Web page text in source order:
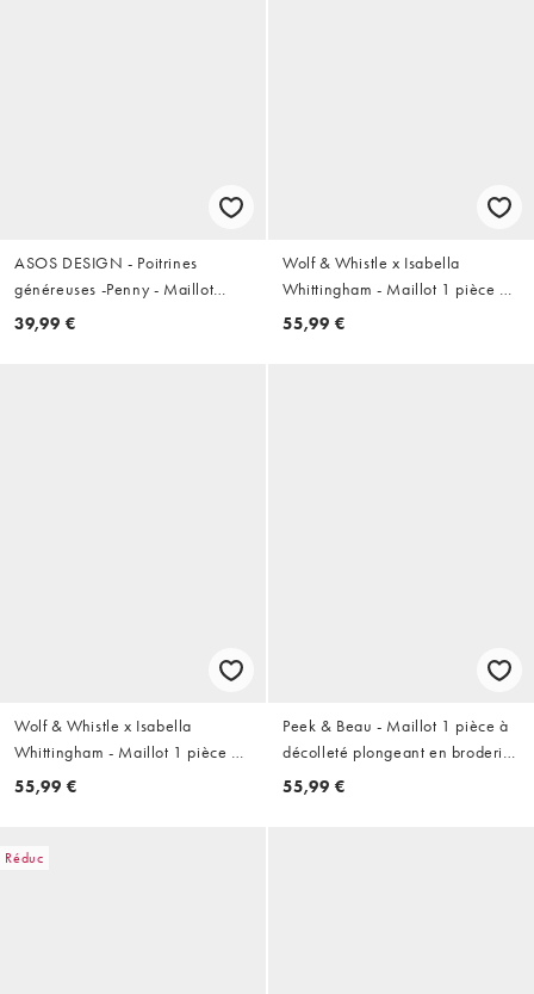
ASOS DESIGN - Poitrines
généreuses -Penny - Maillot
1 pièce à armatures et perles -
39,99 €
Wolf & Whistle x Isabella
Whittingham - Maillot 1 pièce à
armatures contrastantes - Blanc
55,99 €
Wolf & Whistle x Isabella
Whittingham - Maillot 1 pièce à
armatures contrastantes - Marron
55,99 €
Peek & Beau - Maillot 1 pièce à
décolleté plongeant en broderie
anglaise - Blanc
55,99 €
Réduc